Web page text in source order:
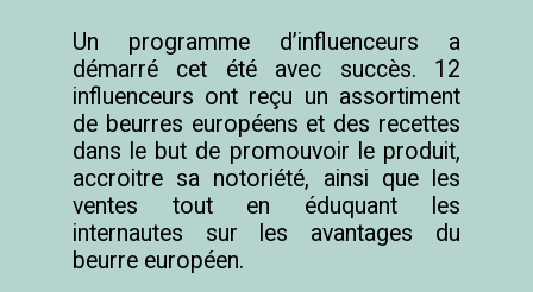
Un programme d’influenceurs a
démarré cet été avec succès. 12
influenceurs ont reçu un assortiment
de beurres européens et des recettes
dans le but de promouvoir le produit,
accroitre sa notoriété, ainsi que les
ventes tout en éduquant les
internautes sur les avantages du
beurre européen.